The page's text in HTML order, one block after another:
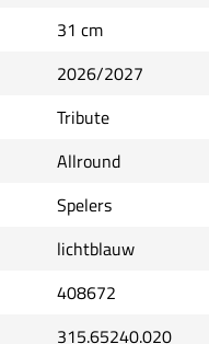
31 cm
2026/2027
Tribute
Allround
Spelers
lichtblauw
408672
315.65240.020